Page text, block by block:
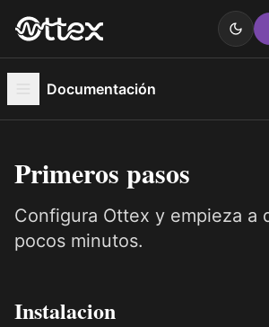
Documentación
Primeros pasos
Configura Ottex y empieza a
pocos minutos.
Instalacion